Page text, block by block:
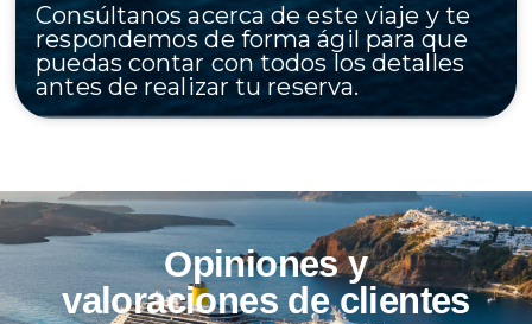
Consúltanos acerca de este viaje y te
respondemos de forma ágil para que
puedas contar con todos los detalles
antes de realizar tu reserva.
Opiniones y
valoraciones de clientes